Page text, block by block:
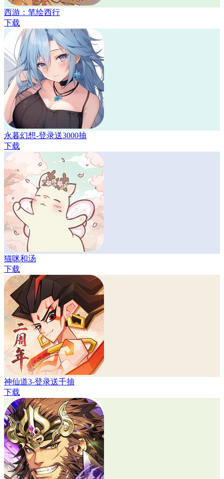
西游：笔绘西行
下载
永暮幻想-登录送3000抽
下载
猫咪和汤
下载
神仙道3-登录送千抽
下载